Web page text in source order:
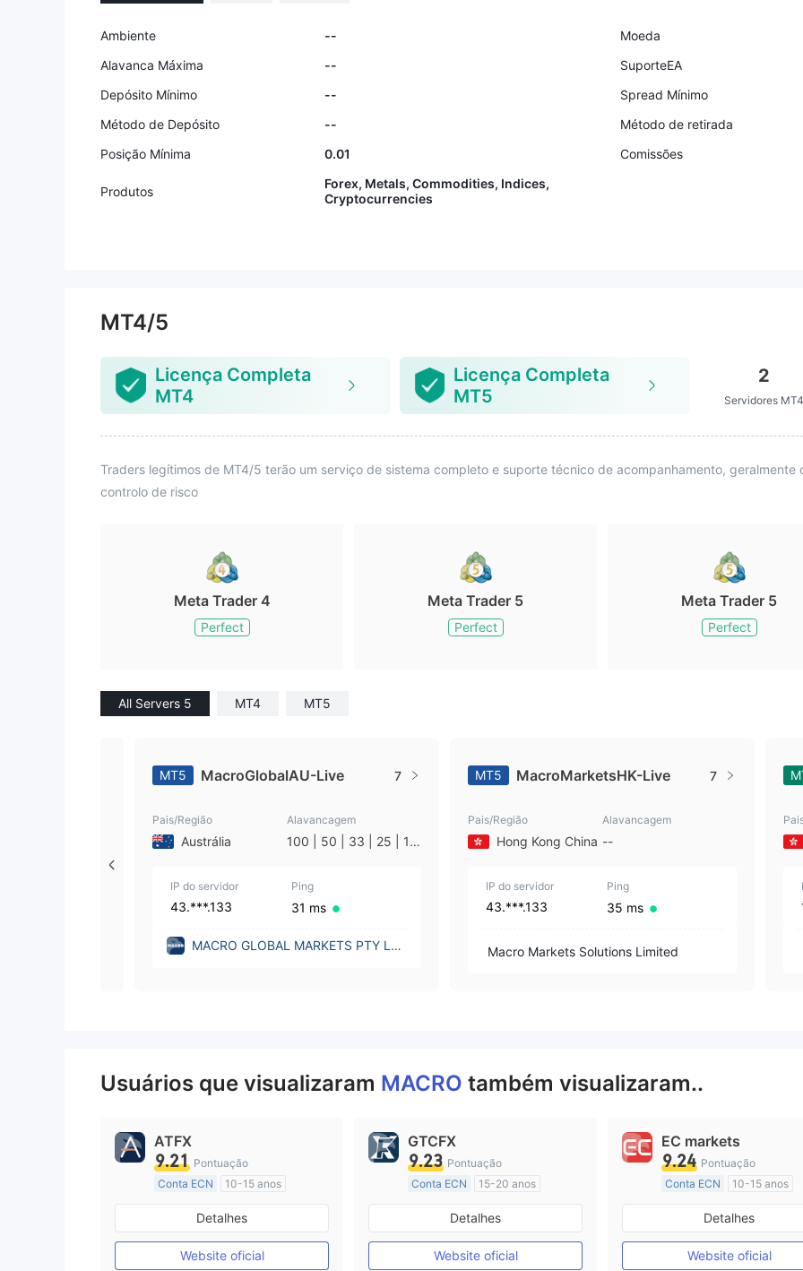
Ambiente -- Moeda
Alavanca Máxima
--
SuporteEA
Depósito Mínimo
-- Spread Mínimo
Método de Depósito
-- Método de retirada
Posição Mínima
0.01 Comissões
Produtos
Forex, Metals, Commodities, Indices,
Cryptocurrencies
MT4/5
Licença Completa
MT4
Licença Completa
MT5
2
Servidores MT4
Traders legítimos de MT4/5 terão um serviço de sistema completo e suporte técnico de acompanhamento, geralmente
controlo de risco
Meta Trader 4
Perfect
Meta Trader 5
Perfect
Meta Trader 5
Perfect
All Servers 5 MT4 MT5
MT5 MacroGlobalAU-Live 7
Pais/Região
Austrália
Alavancagem
100 | 50 | 33 | 25 | 10
IP do servidor
43.***.133
Ping
31 ms
MACRO GLOBAL MARKETS PTY LT
MT5 MacroMarketsHK-Live 7
Pais/Região
Hong Kong China
Alavancagem
--
IP do servidor
43.***.133
Ping
35 ms
Macro Markets Solutions Limited
Usuários que visualizaram MACRO também visualizaram..
ATFX
9.21 Pontuação
Conta ECN
10-15 anos
Austrália Regulamento
Market Marketing (MM)
Etiqueta principal MT4
Detalhes
Website oficial
GTCFX
9.23 Pontuação
Conta ECN
15-20 anos
Reino Unido Regulamento
Market Marketing (MM)
Etiqueta principal MT4
Detalhes
Website oficial
EC markets
9.24 Pontuação
Conta ECN
10-15 anos
Austrália Regulamento
Market Marketing (MM)
Etiqueta principal MT4
Detalhes
Website oficial